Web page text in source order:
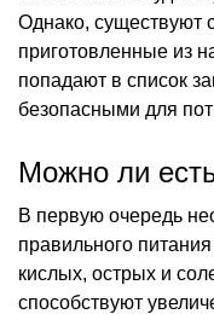
Однако, существуют
приготовленные из
попадают в список
безопасными для
Можно ли
В первую очередь
правильного
кислых, острых и
способствуют